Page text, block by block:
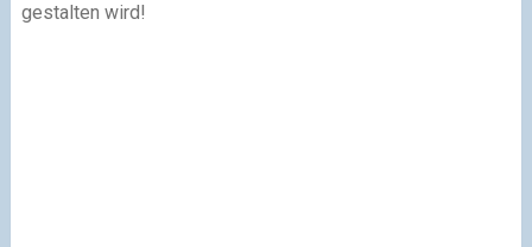
gestalten wird!